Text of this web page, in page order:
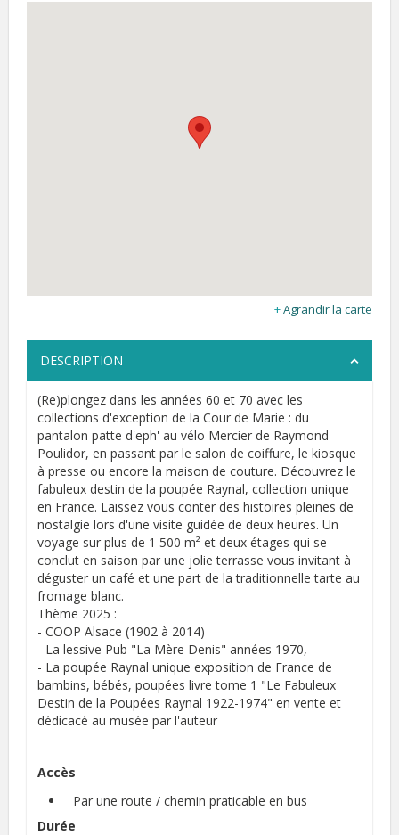
Agrandir la carte
DESCRIPTION
(Re)plongez dans les années 60 et 70 avec les
collections d'exception de la Cour de Marie : du
pantalon patte d'eph' au vélo Mercier de Raymond
Poulidor, en passant par le salon de coiffure, le kiosque
à presse ou encore la maison de couture. Découvrez le
fabuleux destin de la poupée Raynal, collection unique
en France. Laissez vous conter des histoires pleines de
nostalgie lors d'une visite guidée de deux heures. Un
voyage sur plus de 1 500 m² et deux étages qui se
conclut en saison par une jolie terrasse vous invitant à
déguster un café et une part de la traditionnelle tarte au
fromage blanc.
Thème 2025 :
- COOP Alsace (1902 à 2014)
- La lessive Pub "La Mère Denis" années 1970,
- La poupée Raynal unique exposition de France de
bambins, bébés, poupées livre tome 1 "Le Fabuleux
Destin de la Poupées Raynal 1922-1974" en vente et
dédicacé au musée par l'auteur
Accès
Par une route / chemin praticable en bus
Durée